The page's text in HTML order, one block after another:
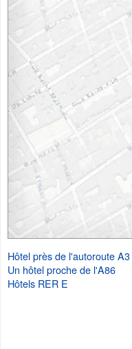
Hôtel près de l'autoroute A3
Un hôtel proche de l'A86
Hôtels RER E